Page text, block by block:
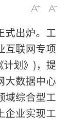
式出炉。工
互联网专项
计划》)，提
大数据中心
域综合型工
企业实现工